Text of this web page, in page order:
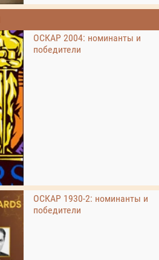
ОСКАР 2004: номинанты и
победители
ОСКАР 1930-2: номинанты и
победители